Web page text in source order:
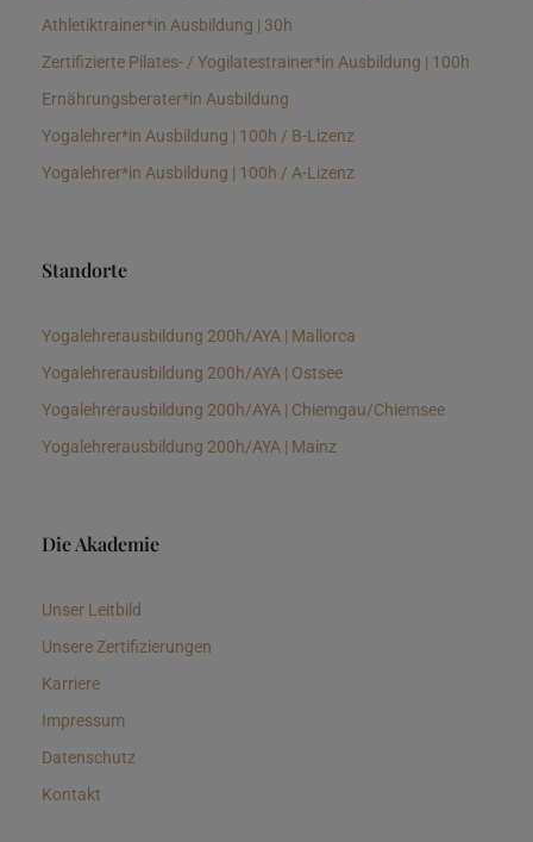
Athletiktrainer*in Ausbildung | 30h
Zertifizierte Pilates- / Yogilatestrainer*in Ausbildung | 100h
Ernährungsberater*in Ausbildung
Yogalehrer*in Ausbildung | 100h / B-Lizenz
Yogalehrer*in Ausbildung | 100h / A-Lizenz
Standorte
Yogalehrerausbildung 200h/AYA | Mallorca
Yogalehrerausbildung 200h/AYA | Ostsee
Yogalehrerausbildung 200h/AYA | Chiemgau/Chiemsee
Yogalehrerausbildung 200h/AYA | Mainz
Die Akademie
Unser Leitbild
Unsere Zertifizierungen
Karriere
Impressum
Datenschutz
Kontakt